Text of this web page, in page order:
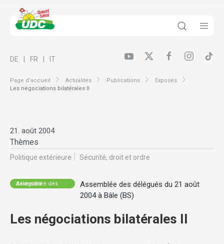
Page d’accueil Actualités Publications
Exposés
Les négociations bilatérales II
DE FR IT
21. août 2004
Thèmes
Politique extérieure Sécurité, droit et ordre
Assemblée des délégués
Assemblée des délégués du 21 août
2004 à Bâle (BS)
Les négociations bilatérales II